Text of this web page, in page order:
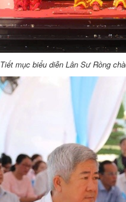
Tiết mục biểu diễn Lân Sư Rồng